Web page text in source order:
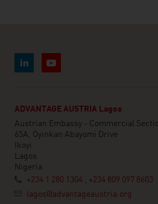
ADVANTAGE AUSTRIA Lagos
Austrian Embassy - Commercial
65A, Oyinkan Abayomi Drive
Ikoyi
Lagos
Nigeria
+234 1 280 1304 , +234 809 097 8603
lagos@advantageaustria.org